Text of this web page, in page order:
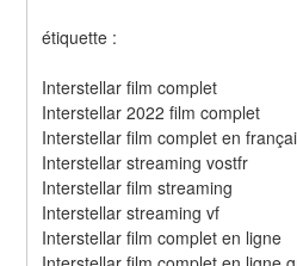
étiquette :
Interstellar film complet
Interstellar 2022 film complet
Interstellar film complet en
Interstellar streaming vostfr
Interstellar film streaming
Interstellar streaming vf
Interstellar film complet en ligne